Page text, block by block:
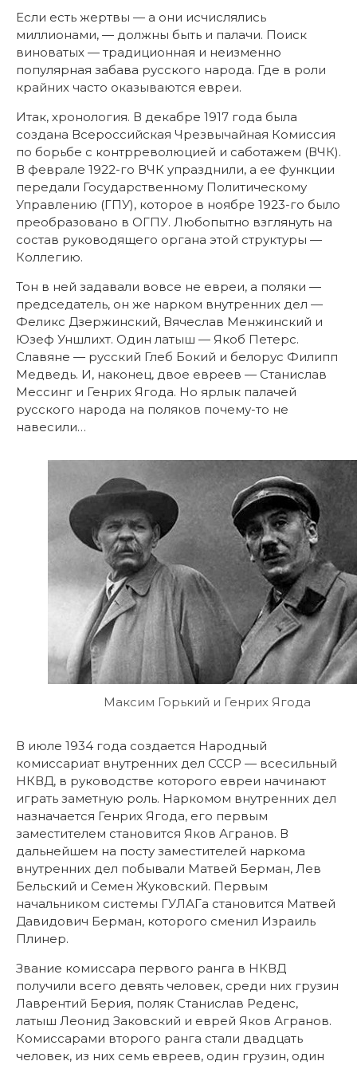
Если есть жертвы — а они исчислялись
миллионами, — должны быть и палачи. Поиск
виноватых — традиционная и неизменно
популярная забава русского народа. Где в роли
крайних часто оказываются евреи.
Итак, хронология. В декабре 1917 года была
создана Всероссийская Чрезвычайная Комиссия
по борьбе с контрреволюцией и саботажем (ВЧК).
В феврале 1922-го ВЧК упразднили, а ее функции
передали Государственному Политическому
Управлению (ГПУ), которое в ноябре 1923-го было
преобразовано в ОГПУ. Любопытно взглянуть на
состав руководящего органа этой структуры —
Коллегию.
Тон в ней задавали вовсе не евреи, а поляки —
председатель, он же нарком внутренних дел —
Феликс Дзержинский, Вячеслав Менжинский и
Юзеф Уншлихт. Один латыш — Якоб Петерс.
Славяне — русский Глеб Бокий и белорус Филипп
Медведь. И, наконец, двое евреев — Станислав
Мессинг и Генрих Ягода. Но ярлык палачей
русского народа на поляков почему-то не
навесили…
Максим Горький и Генрих Ягода
В июле 1934 года создается Народный
комиссариат внутренних дел СССР — всесильный
НКВД, в руководстве которого евреи начинают
играть заметную роль. Наркомом внутренних дел
назначается Генрих Ягода, его первым
заместителем становится Яков Агранов. В
дальнейшем на посту заместителей наркома
внутренних дел побывали Матвей Берман, Лев
Бельский и Семен Жуковский. Первым
начальником системы ГУЛАГа становится Матвей
Давидович Берман, которого сменил Израиль
Плинер.
Звание комиссара первого ранга в НКВД
получили всего девять человек, среди них грузин
Лаврентий Берия, поляк Станислав Реденс,
латыш Леонид Заковский и еврей Яков Агранов.
Комиссарами второго ранга стали двадцать
человек, из них семь евреев, один грузин, один